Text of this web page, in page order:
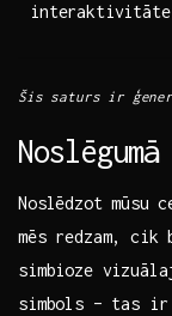
interaktivitāte
Šis saturs ir
Noslēgumā
Noslēdzot mūsu⁢
mēs redzam,
simbioze
simbols – tas ir